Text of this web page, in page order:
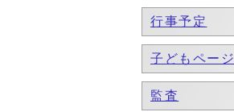
行事予定
子どもページ
監査